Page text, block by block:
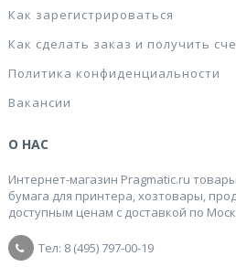
Как зарегистрироваться
Как сделать заказ и получить
Политика конфиденциальности
Вакансии
О НАС
Интернет-магазин Pragmatic.ru
бумага для принтера, хозтовары,
доступным ценам с доставкой по
Тел: 8 (495) 797-00-19